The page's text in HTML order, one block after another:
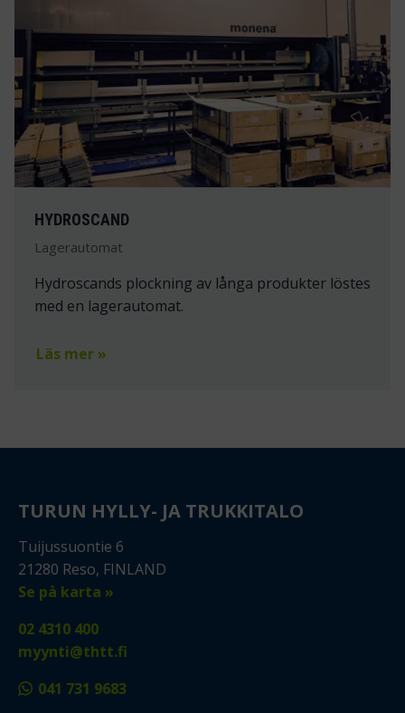
HYDROSCAND
Lagerautomat
Hydroscands plockning av långa produkter löstes
med en lagerautomat.
Läs mer »
TURUN HYLLY- JA TRUKKITALO
Tuijussuontie 6
21280 Reso, FINLAND
Se på karta »
02 4310 400
myynti@thtt.fi
041 731 9683